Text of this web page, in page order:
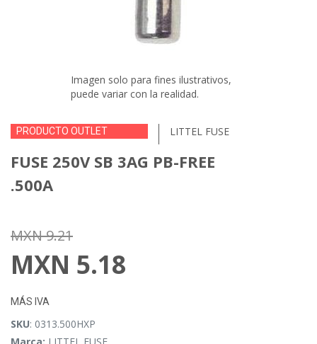
Imagen solo para fines ilustrativos,
puede variar con la realidad.
PRODUCTO OUTLET LITTEL FUSE
FUSE 250V SB 3AG PB-FREE
.500A
MXN9.21
MXN 5.18
MÁS IVA
SKU: 0313.500HXP